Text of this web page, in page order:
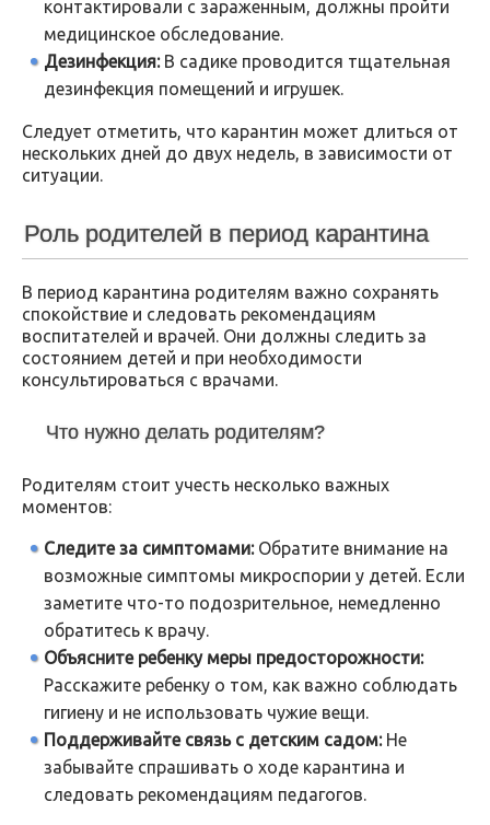
контактировали с зараженным, должны пройти
медицинское обследование.
Дезинфекция:В садике проводится тщательная
дезинфекция помещений и игрушек.
Следует отметить, что карантин может длиться от
нескольких дней до двух недель, в зависимости от
ситуации.
Роль родителей в период карантина
В период карантина родителям важно сохранять
спокойствие и следовать рекомендациям
воспитателей и врачей. Они должны следить за
состоянием детей и при необходимости
консультироваться с врачами.
Что нужно делать родителям?
Родителям стоит учесть несколько важных
моментов:
Следите за симптомами:Обратите внимание на
возможные симптомы микроспории у детей. Если
заметите что-то подозрительное, немедленно
обратитесь к врачу.
Объясните ребенку меры предосторожности:
Расскажите ребенку о том, как важно соблюдать
гигиену и не использовать чужие вещи.
Поддерживайте связь с детским садом:Не
забывайте спрашивать о ходе карантина и
следовать рекомендациям педагогов.